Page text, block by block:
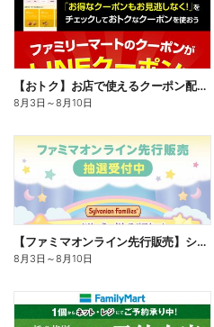
【おトク】お店で使えるクーポン配信中
8月3日 ～8月10日
【ファミマオンライン先行販売】シルバニアファミリー
8月3日 ～8月10日